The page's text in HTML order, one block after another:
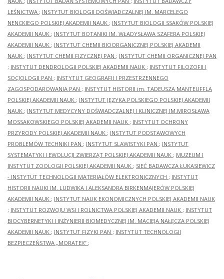
LEŚNICTWA ; INSTYTUT BIOLOGII DOŚWIADCZALNEJ IM. MARCELEGO
NENCKIEGO POLSKIEJ AKADEMII NAUK ; INSTYTUT BIOLOGII SSAKÓW POLSKIEJ
AKADEMII NAUK ; INSTYTUT BOTANIKI IM. WŁADYSŁAWA SZAFERA POLSKIEJ
AKADEMII NAUK ; INSTYTUT CHEMII BIOORGANICZNEJ POLSKIEJ AKADEMII
NAUK ; INSTYTUT CHEMII FIZYCZNEJ PAN ; INSTYTUT CHEMII ORGANICZNEJ PAN
; INSTYTUT DENDROLOGII POLSKIEJ AKADEMII NAUK ; INSTYTUT FILOZOFII I
SOCJOLOGII PAN ; INSTYTUT GEOGRAFII I PRZESTRZENNEGO
ZAGOSPODAROWANIA PAN ; INSTYTUT HISTORII im. TADEUSZA MANTEUFFLA
POLSKIEJ AKADEMII NAUK ; INSTYTUT JĘZYKA POLSKIEGO POLSKIEJ AKADEMII
NAUK ; INSTYTUT MEDYCYNY DOŚWIADCZALNEJ I KLINICZNEJ IM.MIROSŁAWA
MOSSAKOWSKIEGO POLSKIEJ AKADEMII NAUK ; INSTYTUT OCHRONY
PRZYRODY POLSKIEJ AKADEMII NAUK ; INSTYTUT PODSTAWOWYCH
PROBLEMÓW TECHNIKI PAN ; INSTYTUT SLAWISTYKI PAN ; INSTYTUT
SYSTEMATYKI I EWOLUCJI ZWIERZĄT POLSKIEJ AKADEMII NAUK ; MUZEUM I
INSTYTUT ZOOLOGII POLSKIEJ AKADEMII NAUK ; SIEĆ BADAWCZA ŁUKASIEWICZ
- INSTYTUT TECHNOLOGII MATERIAŁÓW ELEKTRONICZNYCH ; INSTYTUT
HISTORII NAUKI IM. LUDWIKA I ALEKSANDRA BIRKENMAJERÓW POLSKIEJ
AKADEMII NAUK ; INSTYTUT NAUK EKONOMICZNYCH POLSKIEJ AKADEMII NAUK
; INSTYTUT ROZWOJU WSI I ROLNICTWA POLSKIEJ AKADEMII NAUK ; INSTYTUT
BIOCYBERNETYKI I INŻYNIERII BIOMEDYCZNEJ IM. MACIEJA NAŁĘCZA POLSKIEJ
AKADEMII NAUK ; INSTYTUT FIZYKI PAN ; INSTYTUT TECHNOLOGII
BEZPIECZEŃSTWA „MORATEX” ;